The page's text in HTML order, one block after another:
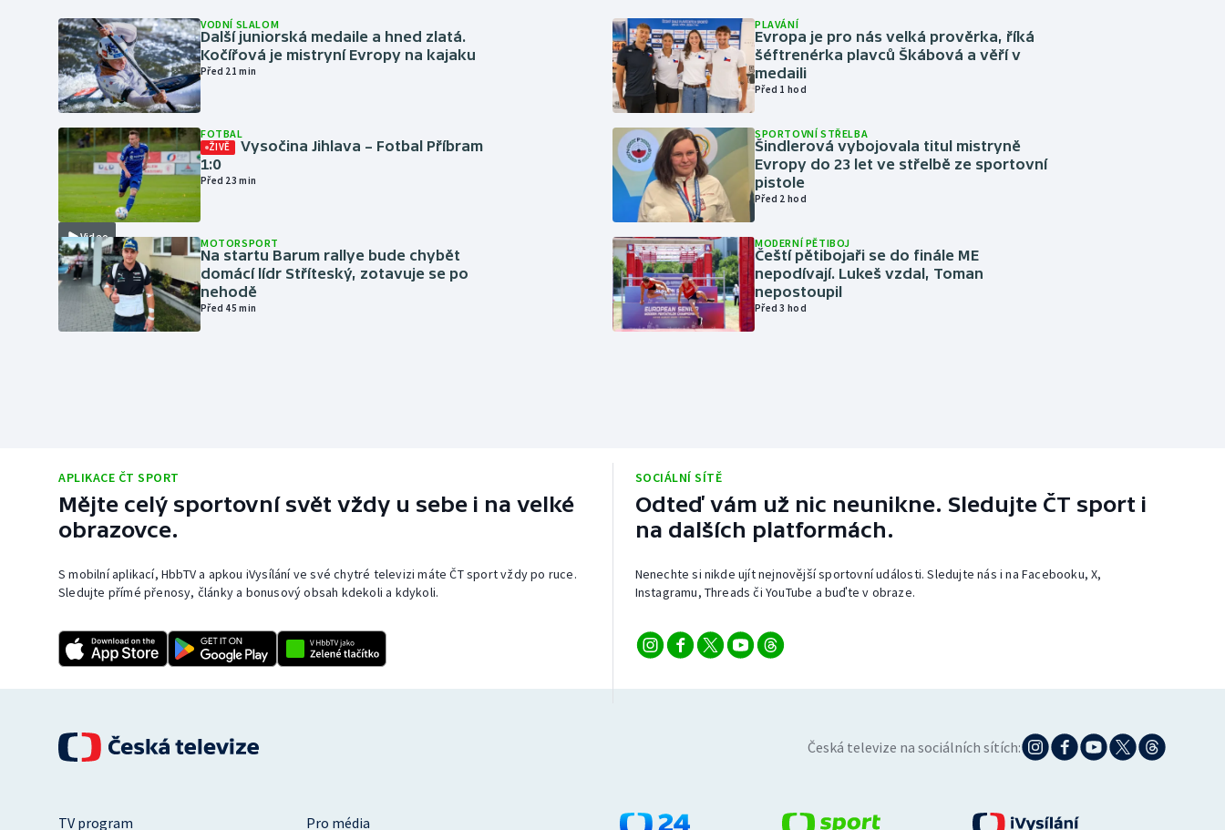
VODNÍ SLALOM
Další juniorská medaile a hned zlatá.
Kočířová je mistryní Evropy na kajaku
Před 21 min
Video
FOTBAL
ŽIVĚ
Vysočina Jihlava – Fotbal Příbram
1:0
Před 23 min
MOTORSPORT
Na startu Barum rallye bude chybět
domácí lídr Stříteský, zotavuje se po
nehodě
Před 45 min
PLAVÁNÍ
Evropa je pro nás velká prověrka, říká
šéftrenérka plavců Škábová a věří v
medaili
Před 1 hod
SPORTOVNÍ STŘELBA
Šindlerová vybojovala titul mistryně
Evropy do 23 let ve střelbě ze sportovní
pistole
Před 2 hod
MODERNÍ PĚTIBOJ
Čeští pětibojaři se do finále ME
nepodívají. Lukeš vzdal, Toman
nepostoupil
Před 3 hod
APLIKACE ČT SPORT
Mějte celý sportovní svět vždy u sebe i na velké
obrazovce.
S mobilní aplikací, HbbTV a apkou iVysílání ve své chytré televizi máte ČT sport vždy po ruce.
Sledujte přímé přenosy, články a bonusový obsah kdekoli a kdykoli.
SOCIÁLNÍ SÍTĚ
Odteď vám už nic neunikne. Sledujte ČT sport i
na dalších platformách.
Nenechte si nikde ujít nejnovější sportovní události. Sledujte nás i na Facebooku, X,
Instagramu, Threads či YouTube a buďte v obraze.
Česká televize na sociálních sítích:
TV program Pro média